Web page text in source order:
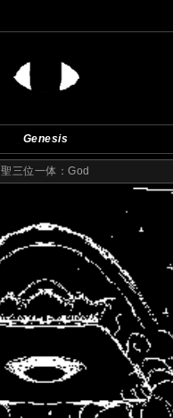
Genesis
聖三位一体：God